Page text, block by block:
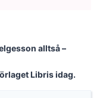
alltså –
Libris idag.